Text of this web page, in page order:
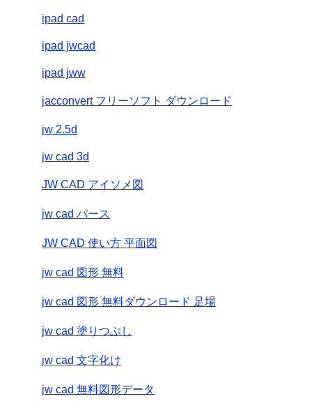
ipad cad
ipad jwcad
ipad jww
jacconvert フリーソフト ダウンロード
jw 2.5d
jw cad 3d
JW CAD アイソメ図
jw cad パース
JW CAD 使い方 平面図
jw cad 図形 無料
jw cad 図形 無料ダウンロード 足場
jw cad 塗りつぶし
jw cad 文字化け
jw cad 無料図形データ